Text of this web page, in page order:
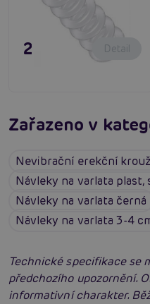
23,80 € Detail
Zařazeno v
Nevibrační erekční
Návleky na varlata plast,
Návleky na varlata černá
Návleky na varlata 3-4
Technické specifikace se
předchozího upozornění.
informativní charakter.